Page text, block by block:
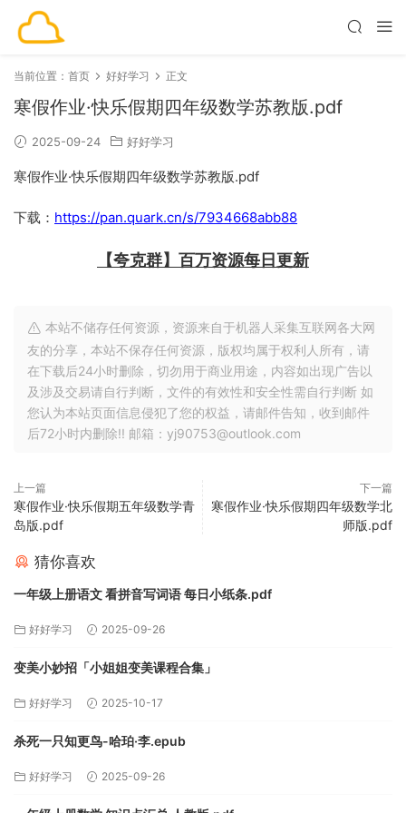
当前位置： 首页 好好学习 正文
寒假作业·快乐假期四年级数学苏教版.pdf
2025-09-24 好好学习
寒假作业·快乐假期四年级数学苏教版.pdf
下载： https://pan.quark.cn/s/7934668abb88
【夸克群】百万资源每日更新
本站不储存任何资源，资源来自于机器人采集互联网各大网
友的分享，本站不保存任何资源，版权均属于权利人所有，请
在下载后24小时删除，切勿用于商业用途，内容如出现广告以
及涉及交易请自行判断，文件的有效性和安全性需自行判断 如
您认为本站页面信息侵犯了您的权益，请邮件告知，收到邮件
后72小时内删除!! 邮箱：yj90753@outlook.com
上一篇
寒假作业·快乐假期五年级数学青
岛版.pdf
下一篇
寒假作业·快乐假期四年级数学北
师版.pdf
猜你喜欢
一年级上册语文 看拼音写词语 每日小纸条.pdf
好好学习 2025-09-26
变美小妙招「小姐姐变美课程合集」
好好学习 2025-10-17
杀死一只知更鸟-哈珀·李.epub
好好学习 2025-09-26